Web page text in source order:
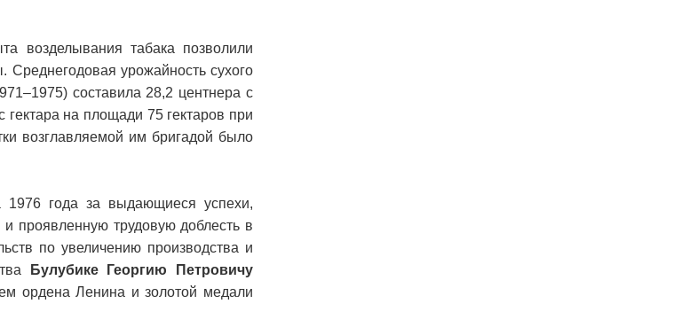
возделывания табака позволили
Среднегодовая урожайность сухого
составила 28,2 центнера с
на площади 75 гектаров при
возглавляемой им бригадой было
года за выдающиеся успехи,
проявленную трудовую доблесть в
по увеличению производства и
Булубике Георгию Петровичу
ордена Ленина и золотой медали